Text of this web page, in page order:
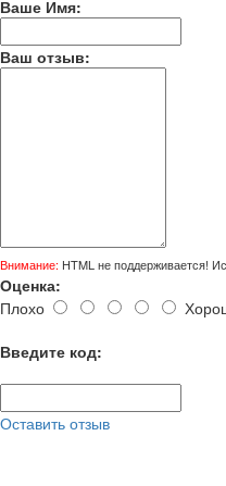
Ваше Имя:
Ваш отзыв:
Внимание: HTML не поддерживается!
Оценка:
Плохо
Введите код:
Оставить отзыв